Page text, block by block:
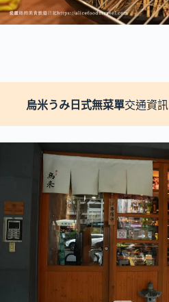
烏米うみ日式無菜單交通資訊